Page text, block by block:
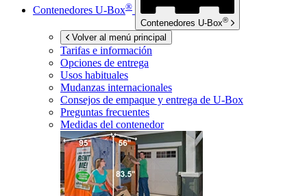
Contenedores U-Box®
Contenedores U-Box®
Volver al menú principal
Tarifas e información
Opciones de entrega
Usos habituales
Mudanzas internacionales
Consejos de empaque y entrega de U-Box
Preguntas frecuentes
Medidas del contenedor